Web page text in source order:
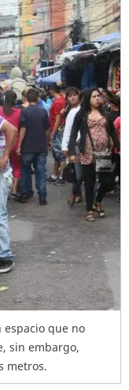
espacio que no
sin embargo,
metros.